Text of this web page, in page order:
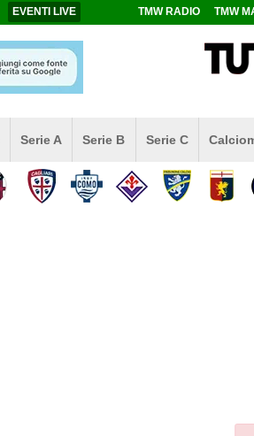
EVENTI LIVE TMW RADIO TMW
Serie A Serie B Serie C